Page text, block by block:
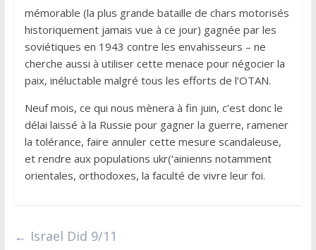
mémorable (la plus grande bataille de chars motorisés
historiquement jamais vue à ce jour) gagnée par les
soviétiques en 1943 contre les envahisseurs – ne
cherche aussi à utiliser cette menace pour négocier la
paix, inéluctable malgré tous les efforts de l’OTAN.
Neuf mois, ce qui nous mènera à fin juin, c’est donc le
délai laissé à la Russie pour gagner la guerre, ramener
la tolérance, faire annuler cette mesure scandaleuse,
et rendre aux populations ukr(‘ainienns notamment
orientales, orthodoxes, la faculté de vivre leur foi.
← Israel Did 9/11